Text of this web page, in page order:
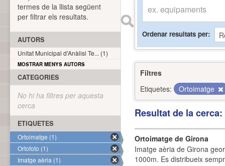
Ordenar resultats per
Filtres
Etiquetes:
Ortoimatge
Resultat de la
Ortoimatge de Girona
Imatge aèria de Girona
1000m. Es distribueix
termes de la llista següent
per filtrar els resultats.
AUTORS
Unitat Municipal d'Anàlisi Te... (1)
MOSTRAR MENYS AUTORS
CATEGORIES
No hi ha filtres per aquesta
cerca
ETIQUETES
Ortoimatge (1)
Ortofoto (1)
Imatge aèria (1)